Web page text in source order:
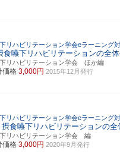
リハビリテーション学会eラーニング
食嚥下リハビリテーションの全
リハビリテーション学会 ほか編
価格 3,000円 2015年12月発行
リハビリテーション学会eラーニング
食嚥下リハビリテーションの全
リハビリテーション学会 編
価格 3,000円 2020年9月発行